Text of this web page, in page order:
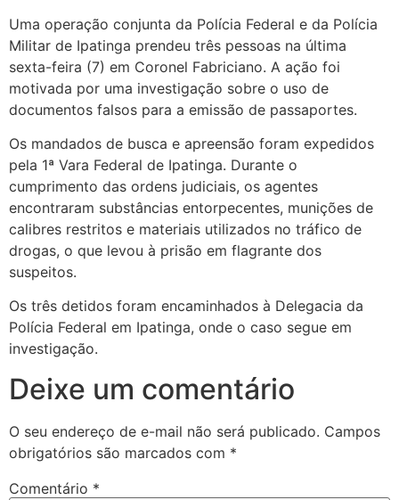
Uma operação conjunta da Polícia Federal e da Polícia
Militar de Ipatinga prendeu três pessoas na última
sexta-feira (7) em Coronel Fabriciano. A ação foi
motivada por uma investigação sobre o uso de
documentos falsos para a emissão de passaportes.
Os mandados de busca e apreensão foram expedidos
pela 1ª Vara Federal de Ipatinga. Durante o
cumprimento das ordens judiciais, os agentes
encontraram substâncias entorpecentes, munições de
calibres restritos e materiais utilizados no tráfico de
drogas, o que levou à prisão em flagrante dos
suspeitos.
Os três detidos foram encaminhados à Delegacia da
Polícia Federal em Ipatinga, onde o caso segue em
investigação.
Deixe um comentário
O seu endereço de e-mail não será publicado. Campos
obrigatórios são marcados com *
Comentário *